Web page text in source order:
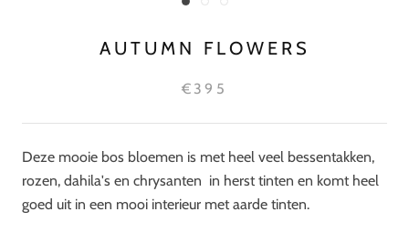
AUTUMN FLOWERS
€395
Deze mooie bos bloemen is met heel veel bessentakken,
rozen, dahila's en chrysanten in herst tinten en komt heel
goed uit in een mooi interieur met aarde tinten.